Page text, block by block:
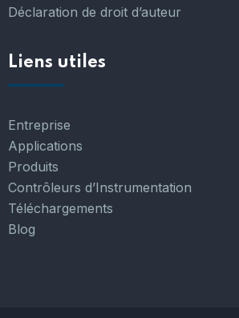
Déclaration de droit d’auteur
Liens utiles
Entreprise
Applications
Produits
Contrôleurs d’Instrumentation
Téléchargements
Blog